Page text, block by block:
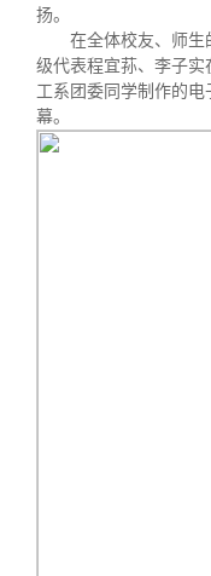
扬。
在全体校友、师
级代表程宜荪、李子
工系团委同学制作的
幕。